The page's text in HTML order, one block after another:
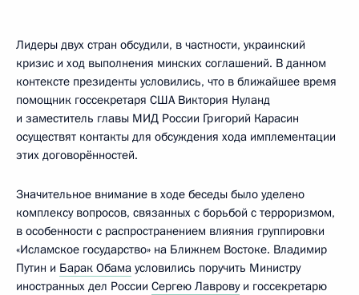
Лидеры двух стран обсудили, в частности, украинский
кризис и ход выполнения минских соглашений. В данном
контексте президенты условились, что в ближайшее время
помощник госсекретаря США Виктория Нуланд
и заместитель главы МИД России Григорий Карасин
осуществят контакты для обсуждения хода имплементации
этих договорённостей.
Значительное внимание в ходе беседы было уделено
комплексу вопросов, связанных с борьбой с терроризмом,
в особенности с распространением влияния группировки
«Исламское государство» на Ближнем Востоке. Владимир
Путин и Барак Обама условились поручить Министру
иностранных дел России Сергею Лавровуи госсекретарю